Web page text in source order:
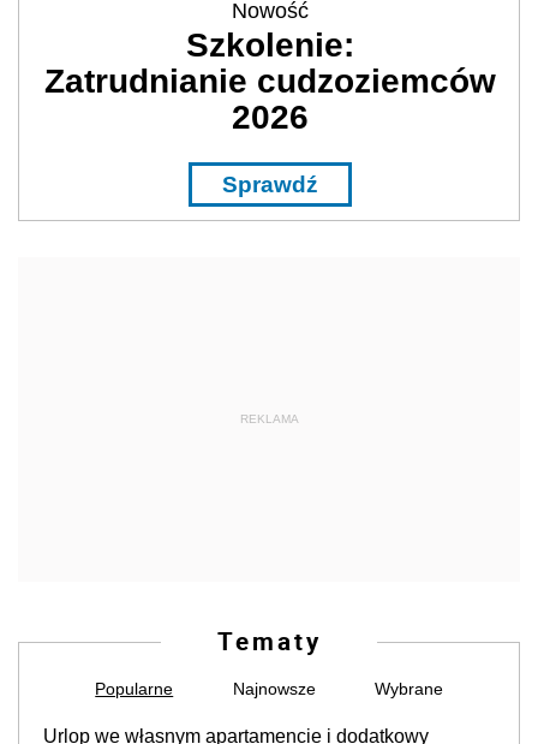
Nowość
Szkolenie:
Zatrudnianie cudzoziemców
2026
Sprawdź
REKLAMA
Tematy
Popularne Najnowsze Wybrane
Urlop we własnym apartamencie i dodatkowy